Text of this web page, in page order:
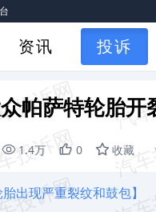
资讯 投诉
帕萨特轮胎
1.4万 0 收藏
出现严重裂纹和鼓包】